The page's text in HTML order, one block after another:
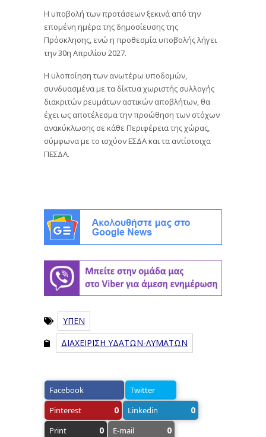
Η υποβολή των προτάσεων ξεκινά από την
επομένη ημέρα της δημοσίευσης της
Πρόσκλησης, ενώ η προθεσμία υποβολής λήγει
την 30η Απριλίου 2027.
Η υλοποίηση των ανωτέρω υποδομών,
συνδυασμένα με τα δίκτυα χωριστής συλλογής
διακριτών ρευμάτων αστικών αποβλήτων, θα
έχει ως αποτέλεσμα την προώθηση των στόχων
ανακύκλωσης σε κάθε Περιφέρεια της χώρας,
σύμφωνα με το ισχύον ΕΣΔΑ και τα αντίστοιχα
ΠΕΣΔΑ.
ΥΠΕΝ
ΔΙΑΧΕΙΡΙΣΗ ΥΔΑΤΩΝ-ΛΥΜΑΤΩΝ
Facebook
Twitter
Pinterest
0 Linkedin 0
Print 0 E-mail 0